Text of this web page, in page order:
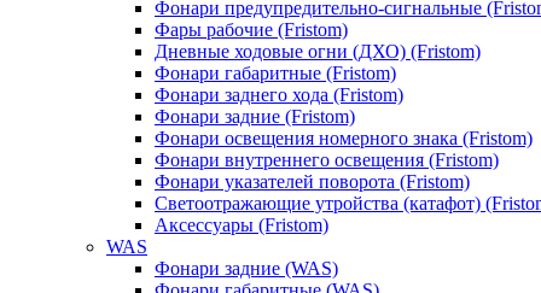
Фонари предупредительно-сигнальные
Фары рабочие (Fristom)
Дневные ходовые огни (ДХО) (Fristom)
Фонари габаритные (Fristom)
Фонари заднего хода (Fristom)
Фонари задние (Fristom)
Фонари освещения номерного знака (Fristom)
Фонари внутреннего освещения (Fristom)
Фонари указателей поворота (Fristom)
Светоотражающие утройства (катафот)
Аксессуары (Fristom)
WAS
Фонари задние (WAS)